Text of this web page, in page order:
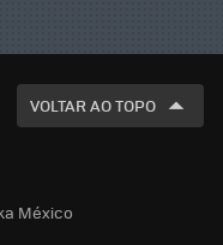
VOLTAR AO TOPO
México